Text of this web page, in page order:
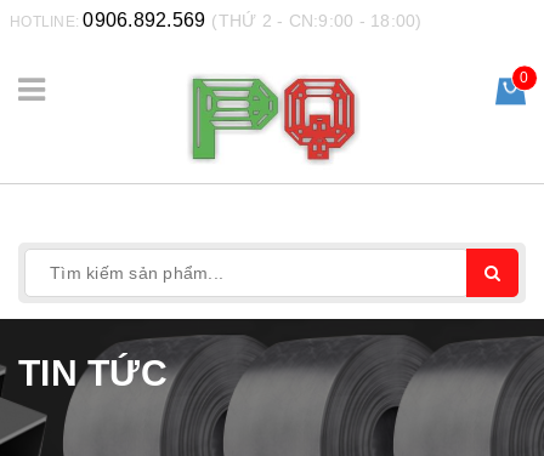
HOTLINE:0906.892.569 (THỨ 2 - CN:9:00 - 18:00)
0
TIN TỨC